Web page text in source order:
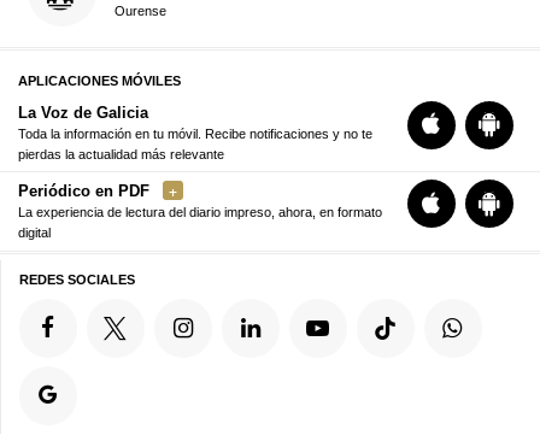
Ourense
APLICACIONES MÓVILES
La Voz de Galicia
Toda la información en tu móvil. Recibe notificaciones y no te
pierdas la actualidad más relevante
Periódico en PDF
La experiencia de lectura del diario impreso, ahora, en formato
digital
REDES SOCIALES